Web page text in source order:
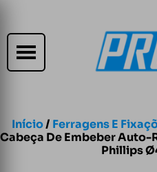
Início/ Ferragens E
Cabeça De Embeber
Phillips